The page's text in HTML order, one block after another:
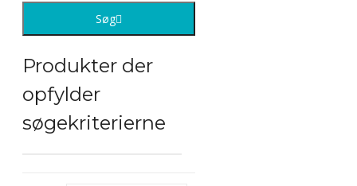
Søg
Produkter der
opfylder
søgekriterierne